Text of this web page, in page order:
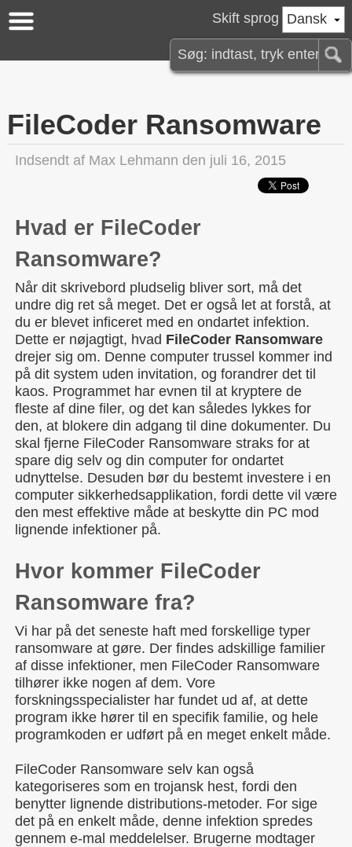
Dansk
Skift sprog
FileCoder Ransomware
Indsendt af Max Lehmann den juli 16, 2015
Hvad er FileCoder
Ransomware?
Når dit skrivebord pludselig bliver sort, må det
undre dig ret så meget. Det er også let at forstå, at
du er blevet inficeret med en ondartet infektion.
Dette er nøjagtigt, hvad FileCoder Ransomware
drejer sig om. Denne computer trussel kommer ind
på dit system uden invitation, og forandrer det til
kaos. Programmet har evnen til at kryptere de
fleste af dine filer, og det kan således lykkes for
den, at blokere din adgang til dine dokumenter. Du
skal fjerne FileCoder Ransomware straks for at
spare dig selv og din computer for ondartet
udnyttelse. Desuden bør du bestemt investere i en
computer sikkerhedsapplikation, fordi dette vil være
den mest effektive måde at beskytte din PC mod
lignende infektioner på.
Hvor kommer FileCoder
Ransomware fra?
Vi har på det seneste haft med forskellige typer
ransomware at gøre. Der findes adskillige familier
af disse infektioner, men FileCoder Ransomware
tilhører ikke nogen af dem. Vore
forskningsspecialister har fundet ud af, at dette
program ikke hører til en specifik familie, og hele
programkoden er udført på en meget enkelt måde.
FileCoder Ransomware selv kan også
kategoriseres som en trojansk hest, fordi den
benytter lignende distributions-metoder. For sige
det på en enkelt måde, denne infektion spredes
gennem e-mal meddelelser. Brugerne modtager